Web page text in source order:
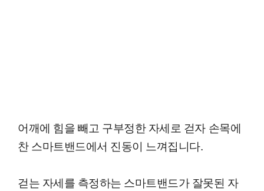
어깨에 힘을 빼고 구부정한 자세로 걷자 손목에
찬 스마트밴드에서 진동이 느껴집니다.
걷는 자세를 측정하는 스마트밴드가 잘못된 자